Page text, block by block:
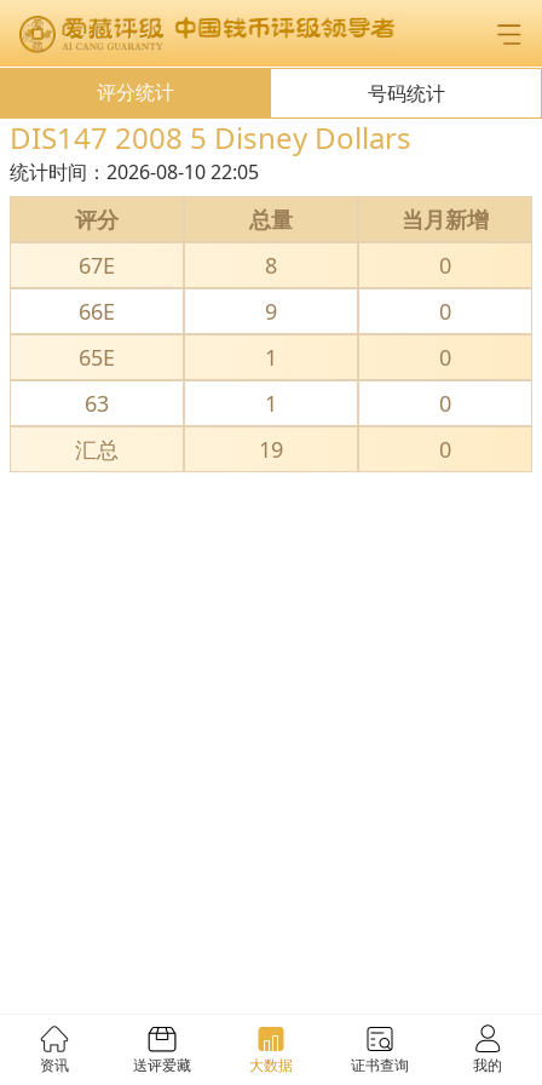
评分统计 号码统计
DIS147 2008 5 Disney Dollars
统计时间： 2026-08-10 22:05
评分 总量
当月新增
67E
8
0
66E
9
0
65E
1
0
63
1
0
汇总
19 0
资讯 送评爱藏 大数据 证书查询 我的